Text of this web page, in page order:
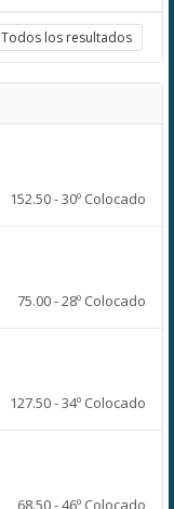
Todos los resultados
152.50 - 30º Colocado
75.00 - 28º Colocado
127.50 - 34º Colocado
68.50 - 46º Colocado